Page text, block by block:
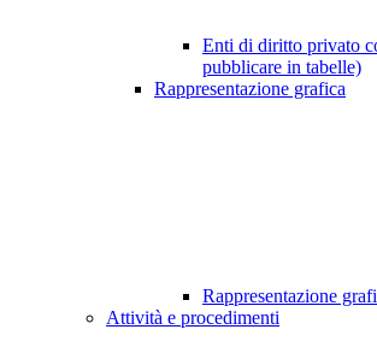
Enti di diritto privato
pubblicare in tabelle)
Rappresentazione grafica
Rappresentazione
Attività e procedimenti